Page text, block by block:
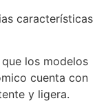
características
los modelos
cuenta con
y ligera.